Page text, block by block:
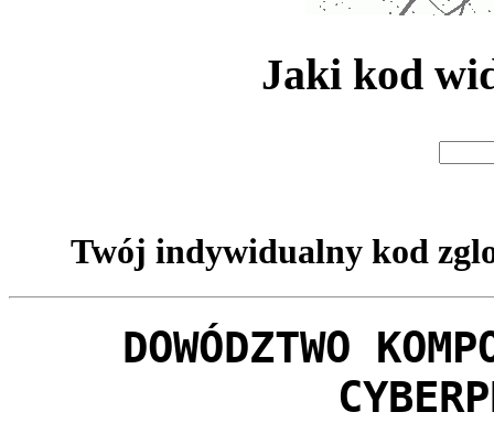
Jaki kod
Twój indywidualny kod
DOWÓDZTWO